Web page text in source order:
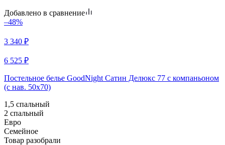
Добавлено в сравнение
–48%
3 340 ₽
6 525 ₽
Постельное белье GoodNight Сатин Делюкс 77 с компаньоном
(с нав. 50х70)
1,5 спальный
2 спальный
Евро
Семейное
Товар разобрали